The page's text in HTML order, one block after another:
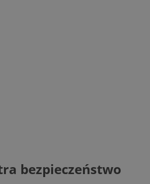
bezpieczeństwo